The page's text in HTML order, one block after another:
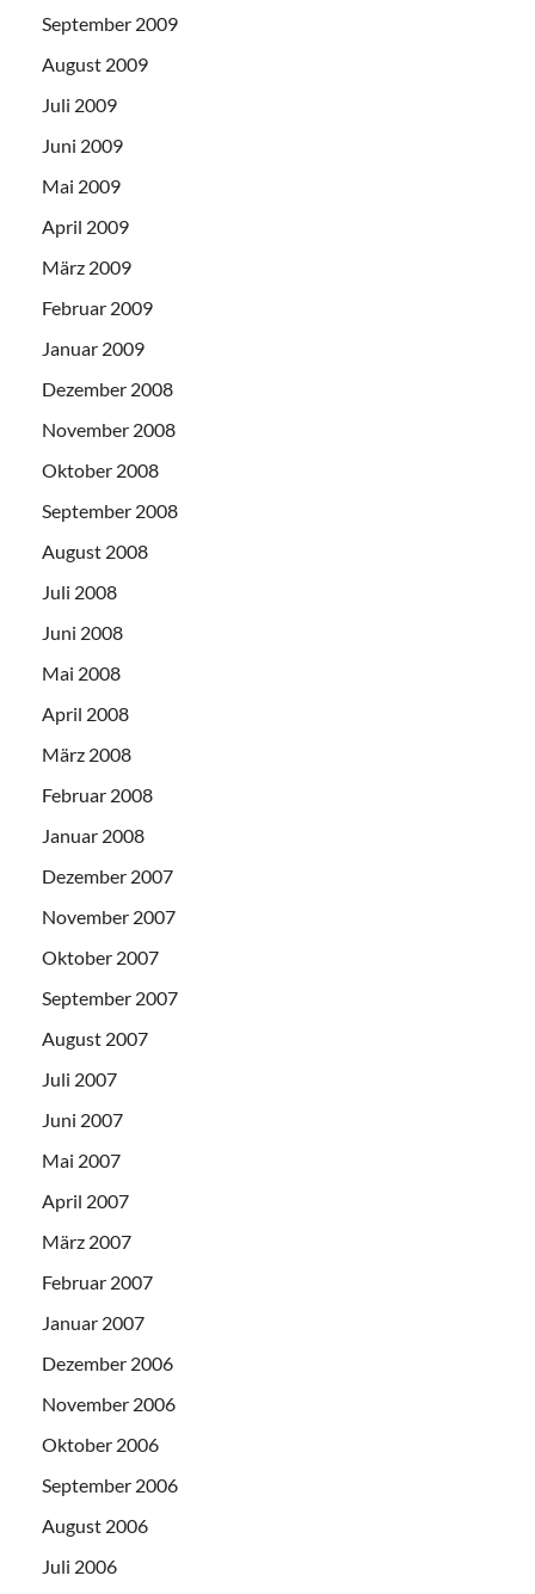
September 2009
August 2009
Juli 2009
Juni 2009
Mai 2009
April 2009
März 2009
Februar 2009
Januar 2009
Dezember 2008
November 2008
Oktober 2008
September 2008
August 2008
Juli 2008
Juni 2008
Mai 2008
April 2008
März 2008
Februar 2008
Januar 2008
Dezember 2007
November 2007
Oktober 2007
September 2007
August 2007
Juli 2007
Juni 2007
Mai 2007
April 2007
März 2007
Februar 2007
Januar 2007
Dezember 2006
November 2006
Oktober 2006
September 2006
August 2006
Juli 2006